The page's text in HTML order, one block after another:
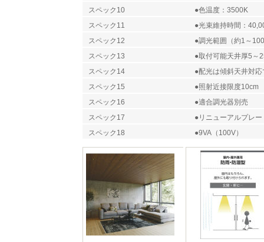
スペック10
●色温度：3500K
スペック11
●光束維持時間：
スペック12
●調光範囲（約1～
スペック13
●取付可能天井厚5～
スペック14
●配光は傾斜天井対
スペック15
●照射近接限度10cm
スペック16
●適合調光器別売
スペック17
●リニューアルプレ
スペック18
●9VA（100V）